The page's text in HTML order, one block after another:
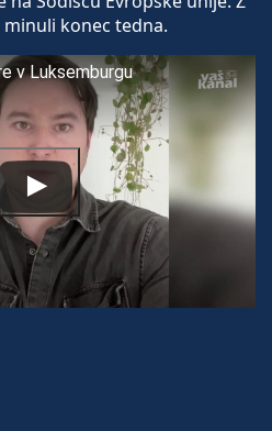
konec tedna.
v Luksemburgu